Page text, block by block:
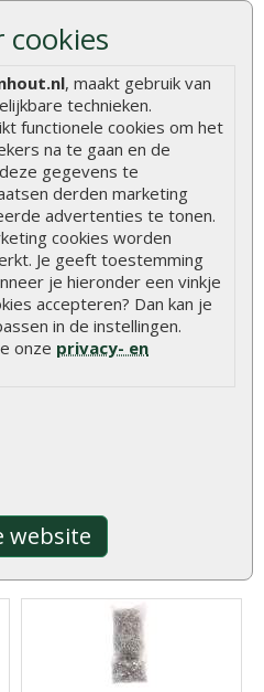
, maakt gebruik van
technieken.
functionele cookies om het
na te gaan en de
gegevens te
derden marketing
advertenties te tonen.
cookies worden
Je geeft toestemming
je hieronder een vinkje
accepteren? Dan kan je
in de instellingen.
onze privacy- en
website
dit product.
Werkhandschoenen Oxxa
builder oranje-geel